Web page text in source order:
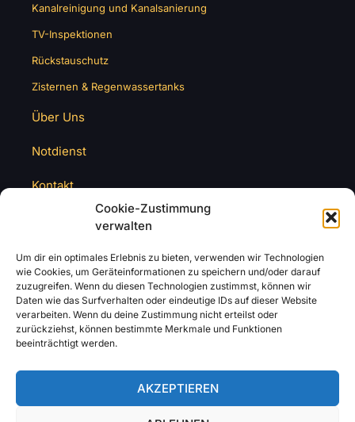
Cookie-Zustimmung
verwalten
Um dir ein optimales Erlebnis zu bieten, verwenden wir Technologien
wie Cookies, um Geräteinformationen zu speichern und/oder darauf
zuzugreifen. Wenn du diesen Technologien zustimmst, können wir
Daten wie das Surfverhalten oder eindeutige IDs auf dieser Website
verarbeiten. Wenn du deine Zustimmung nicht erteilst oder
zurückziehst, können bestimmte Merkmale und Funktionen
beeinträchtigt werden.
AKZEPTIEREN
Kanalreinigung und Kanalsanierung
TV-Inspektionen
Rückstauschutz
Zisternen & Regenwassertanks
Über Uns
Notdienst
Kontakt